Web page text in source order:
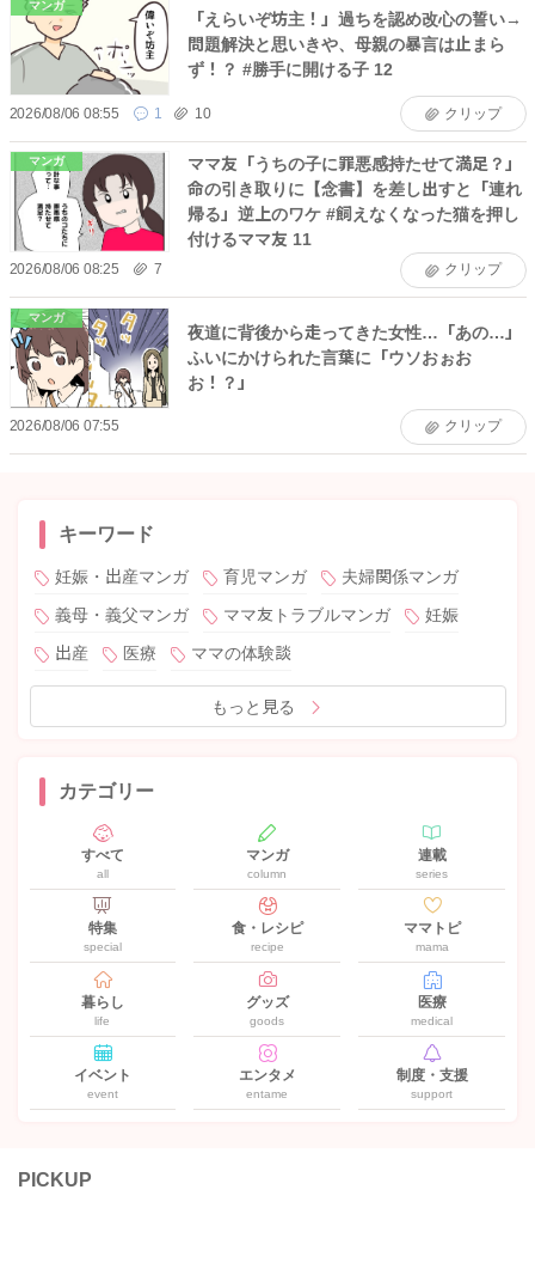
マンガ
「えらいぞ坊主！」過ちを認め改心の誓い→
問題解決と思いきや、母親の暴言は止まら
ず！？ #勝手に開ける子 12
2026/08/06 08:55 1 10 クリップ
マンガ
ママ友「うちの子に罪悪感持たせて満足？」
命の引き取りに【念書】を差し出すと「連れ
帰る」逆上のワケ #飼えなくなった猫を押し
付けるママ友 11
2026/08/06 08:25 7 クリップ
マンガ
夜道に背後から走ってきた女性…「あの…」
ふいにかけられた言葉に「ウソおぉお
お！？」
2026/08/06 07:55 クリップ
キーワード
妊娠・出産マンガ 育児マンガ
夫婦関係マンガ
義母・義父マンガ
ママ友トラブルマンガ
妊娠
出産
医療 ママの体験談
もっと見る
カテゴリー
すべて
all
マンガ
column
連載
series
特集
special
食・レシピ
recipe
ママトピ
mama
暮らし
life
グッズ
goods
医療
medical
イベント
event
エンタメ
entame
制度・支援
support
PICKUP